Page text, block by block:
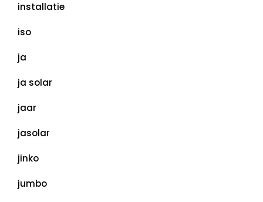
installatie
iso
ja
ja solar
jaar
jasolar
jinko
jumbo